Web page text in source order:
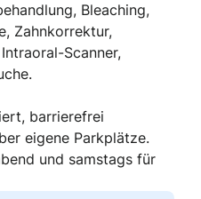
Bleaching,
Zahnkorrektur,
Scanner,
barrierefrei
eigene Parkplätze.
und samstags für